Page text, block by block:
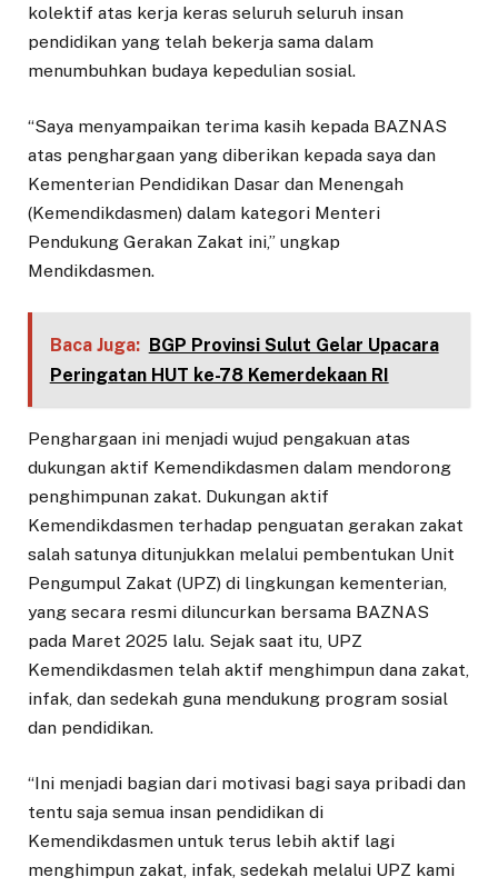
kolektif atas kerja keras seluruh seluruh insan
pendidikan yang telah bekerja sama dalam
menumbuhkan budaya kepedulian sosial.
“Saya menyampaikan terima kasih kepada BAZNAS
atas penghargaan yang diberikan kepada saya dan
Kementerian Pendidikan Dasar dan Menengah
(Kemendikdasmen) dalam kategori Menteri
Pendukung Gerakan Zakat ini,” ungkap
Mendikdasmen.
Baca Juga: BGP Provinsi Sulut Gelar Upacara
Peringatan HUT ke-78 Kemerdekaan RI
Penghargaan ini menjadi wujud pengakuan atas
dukungan aktif Kemendikdasmen dalam mendorong
penghimpunan zakat. Dukungan aktif
Kemendikdasmen terhadap penguatan gerakan zakat
salah satunya ditunjukkan melalui pembentukan Unit
Pengumpul Zakat (UPZ) di lingkungan kementerian,
yang secara resmi diluncurkan bersama BAZNAS
pada Maret 2025 lalu. Sejak saat itu, UPZ
Kemendikdasmen telah aktif menghimpun dana zakat,
infak, dan sedekah guna mendukung program sosial
dan pendidikan.
“Ini menjadi bagian dari motivasi bagi saya pribadi dan
tentu saja semua insan pendidikan di
Kemendikdasmen untuk terus lebih aktif lagi
menghimpun zakat, infak, sedekah melalui UPZ kami